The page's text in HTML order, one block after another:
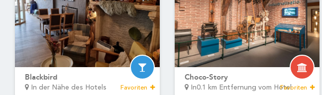
Historium
Örtliche Verkehrsmittel
Brauchen Sie Hilfe?
Rufen Sie das Hotel an